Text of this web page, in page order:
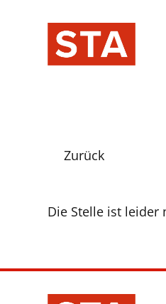
Zurück
Die Stelle ist leider